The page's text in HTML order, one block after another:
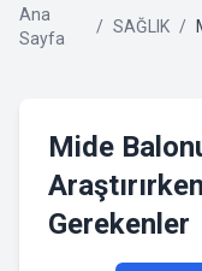
Ana
Sayfa
/ SAĞLIK /
Mide
Gerekenler